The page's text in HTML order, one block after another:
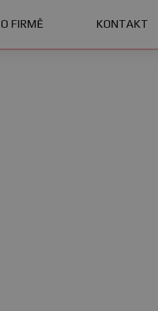
O FIRMĚ KONTAKT